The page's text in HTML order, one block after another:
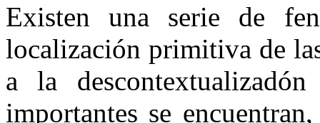
Existen una serie de
localización primitiva de
a la
importantes se